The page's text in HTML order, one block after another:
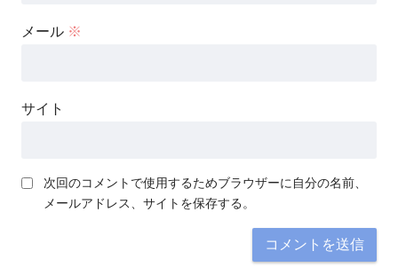
メール ※
サイト
次回のコメントで使用するためブラウザーに自分の名前、
メールアドレス、サイトを保存する。